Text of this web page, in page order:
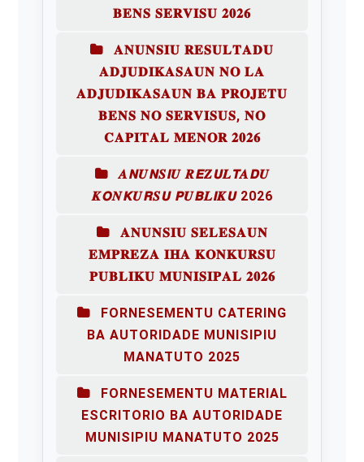
𝐁𝐄𝐍𝐒 𝐒𝐄𝐑𝐕𝐈𝐒𝐔 𝟐𝟎𝟐𝟔
𝐀𝐍𝐔𝐍𝐒𝐈𝐔 𝐑𝐄𝐒𝐔𝐋𝐓𝐀𝐃𝐔
𝐀𝐃𝐉𝐔𝐃𝐈𝐊𝐀𝐒𝐀𝐔𝐍 𝐍𝐎 𝐋𝐀
𝐀𝐃𝐉𝐔𝐃𝐈𝐊𝐀𝐒𝐀𝐔𝐍 𝐁𝐀 𝐏𝐑𝐎𝐉𝐄𝐓𝐔
𝐁𝐄𝐍𝐒 𝐍𝐎 𝐒𝐄𝐑𝐕𝐈𝐒𝐔𝐒, 𝐍𝐎
𝐂𝐀𝐏𝐈𝐓𝐀𝐋 𝐌𝐄𝐍𝐎𝐑 𝟐𝟎𝟐𝟔
𝑨𝙉𝑼𝙉𝑺𝙄𝑼 𝑹𝙀𝒁𝙐𝑳𝙏𝑨𝘿𝑼
𝑲𝙊𝑵𝙆𝑼𝙍𝑺𝙐 𝙋𝑼𝘽𝑳𝙄𝑲𝙐 2026
𝐀𝐍𝐔𝐍𝐒𝐈𝐔 𝐒𝐄𝐋𝐄𝐒𝐀𝐔𝐍
𝐄𝐌𝐏𝐑𝐄𝐙𝐀 𝐈𝐇𝐀 𝐊𝐎𝐍𝐊𝐔𝐑𝐒𝐔
𝐏𝐔𝐁𝐋𝐈𝐊𝐔 𝐌𝐔𝐍𝐈𝐒𝐈𝐏𝐀𝐋 𝟐𝟎𝟐𝟔
FORNESEMENTU CATERING
BA AUTORIDADE MUNISIPIU
MANATUTO 2025
FORNESEMENTU MATERIAL
ESCRITORIO BA AUTORIDADE
MUNISIPIU MANATUTO 2025